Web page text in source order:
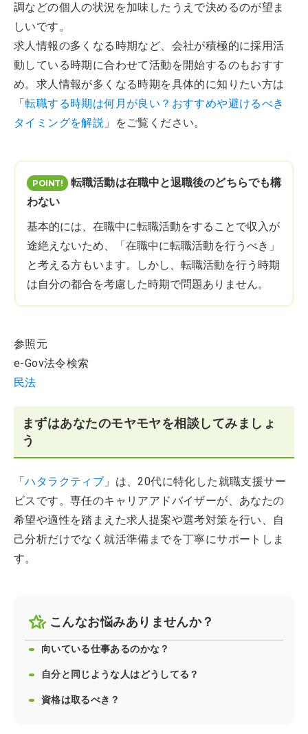
調などの個人の状況を加味したうえで決めるのが望ま
しいです。
求人情報の多くなる時期など、会社が積極的に採用活
動している時期に合わせて活動を開始するのもおすす
め。求人情報が多くなる時期を具体的に知りたい方は
「転職する時期は何月が良い？おすすめや避けるべき
タイミングを解説 」をご覧ください。
転職活動は在職中と退職後のどちらでも構
わない
基本的には、在職中に転職活動をすることで収入が
途絶えないため、「在職中に転職活動を行うべき」
と考える方もいます。しかし、転職活動を行う時期
は自分の都合を考慮した時期で問題ありません。
参照元
e-Gov法令検索
民法
まずはあなたのモヤモヤを相談してみましょ
う
「ハタラクティブ 」は、20代に特化した就職支援サー
ビスです。専任のキャリアアドバイザーが、あなたの
希望や適性を踏まえた求人提案や選考対策を行い、自
己分析だけでなく就活準備までを丁寧にサポートしま
す。
こんなお悩みありませんか？
向いている仕事あるのかな？
自分と同じような人はどうしてる？
資格は取るべき？